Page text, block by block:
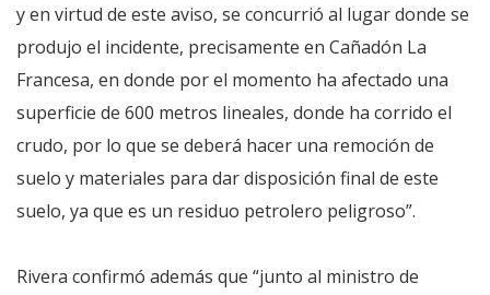
y en virtud de este aviso, se concurrió al lugar donde se
produjo el incidente, precisamente en Cañadón La
Francesa, en donde por el momento ha afectado una
superficie de 600 metros lineales, donde ha corrido el
crudo, por lo que se deberá hacer una remoción de
suelo y materiales para dar disposición final de este
suelo, ya que es un residuo petrolero peligroso”.
Rivera confirmó además que “junto al ministro de